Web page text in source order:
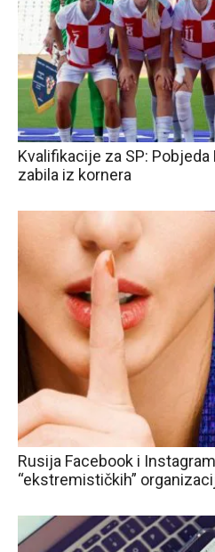
Kvalifikacije za SP:
zabila iz kornera
Rusija Facebook i
“ekstremističkih”